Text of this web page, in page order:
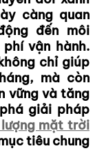
càng quan
đến môi
vận hành.
chỉ giúp
mà còn
vững và tăng
giải pháp
lượng mặt trời
tiêu chung